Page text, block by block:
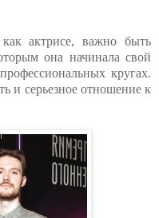
актрисе, важно быть
она начинала свой
кругах.
и серьезное отношение к